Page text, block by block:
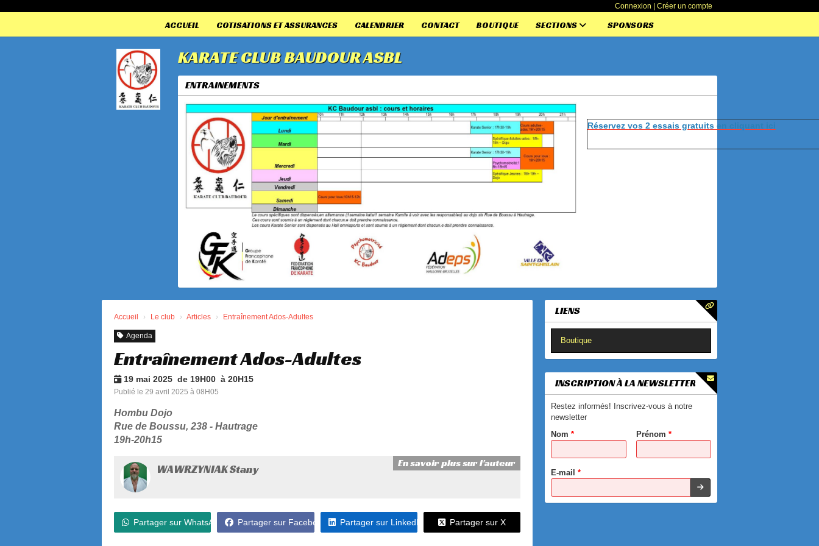
Connexion Créer un compte
ACCUEIL COTISATIONS ET ASSURANCES CALENDRIER CONTACT BOUTIQUE SECTIONS SPONSORS
KARATE CLUB BAUDOUR ASBL
ENTRAINEMENTS
Réservez vos 2 essais gratuits en cliquant ici
Accueil Le club Articles Entraînement Ados-Adultes
Agenda
Entraînement Ados-Adultes
19 mai 2025 de 19H00 à 20H15
Publié le 29 avril 2025 à 08H05
Hombu Dojo
Rue de Boussu, 238 - Hautrage
19h-20h15
En savoir plus sur l'auteur
WAWRZYNIAK Stany
Partager sur WhatsApp Partager sur Facebook Partager sur LinkedIn Partager sur X
LIENS
Boutique
INSCRIPTION À LA NEWSLETTER
Restez informés! Inscrivez-vous à notre
newsletter
*
Nom* Prénom *
E-mail*